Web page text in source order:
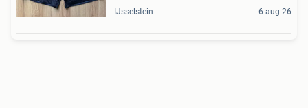
IJsselstein 6 aug 26